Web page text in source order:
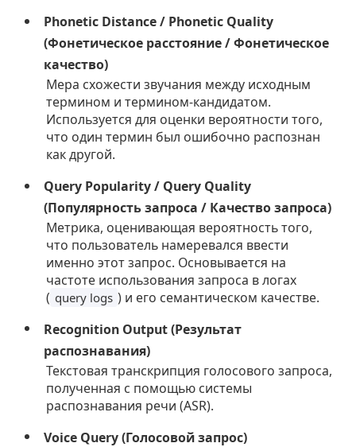
Phonetic Distance / Phonetic Quality
(Фонетическое расстояние / Фонетическое
качество)
Мера схожести звучания между исходным
термином и термином-кандидатом.
Используется для оценки вероятности того,
что один термин был ошибочно распознан
как другой.
Query Popularity / Query Quality
(Популярность запроса / Качество запроса)
Метрика, оценивающая вероятность того,
что пользователь намеревался ввести
именно этот запрос. Основывается на
частоте использования запроса в логах
( query logs ) и его семантическом качестве.
Recognition Output (Результат
распознавания)
Текстовая транскрипция голосового запроса,
полученная с помощью системы
распознавания речи (ASR).
Voice Query (Голосовой запрос)